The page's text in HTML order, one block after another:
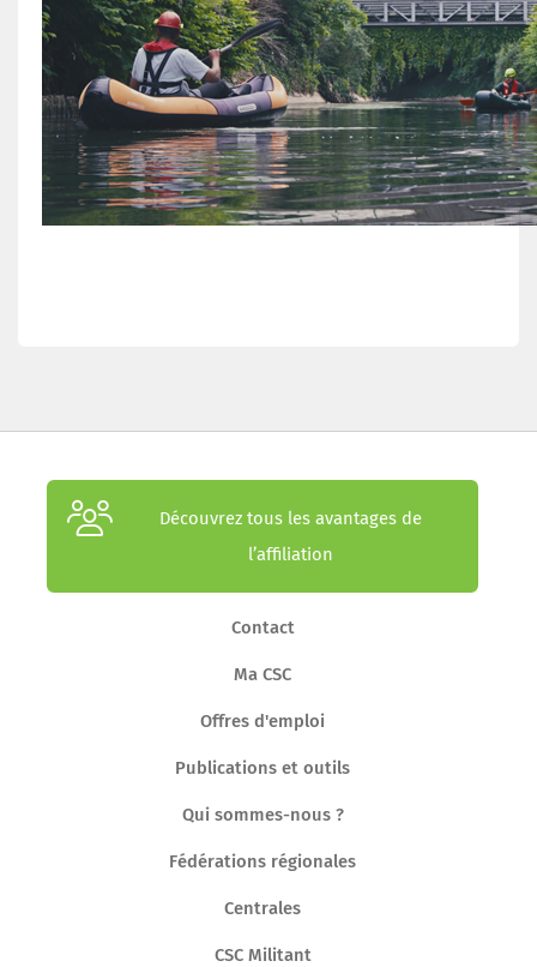
Découvrez tous les avantages de
l’affiliation
Contact
Ma CSC
Offres d'emploi
Publications et outils
Qui sommes-nous ?
Fédérations régionales
Centrales
CSC Militant